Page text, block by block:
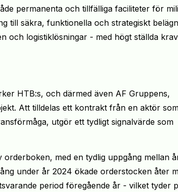
permanenta och tillfälliga faciliteter för
till säkra, funktionella och strategiskt
och logistiklösningar - med högt ställda
HTB:s, och därmed även AF Gruppens,
Att tilldelas ett kontrakt från en aktör
utgör ett tydligt signalvärde som
med en tydlig uppgång mellan
under år 2024 ökade orderstocken åter
period föregående år - vilket tyder